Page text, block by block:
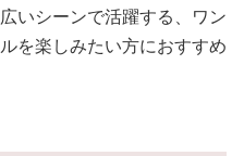
いシーンで活躍する、ワン
を楽しみたい方におすすめ